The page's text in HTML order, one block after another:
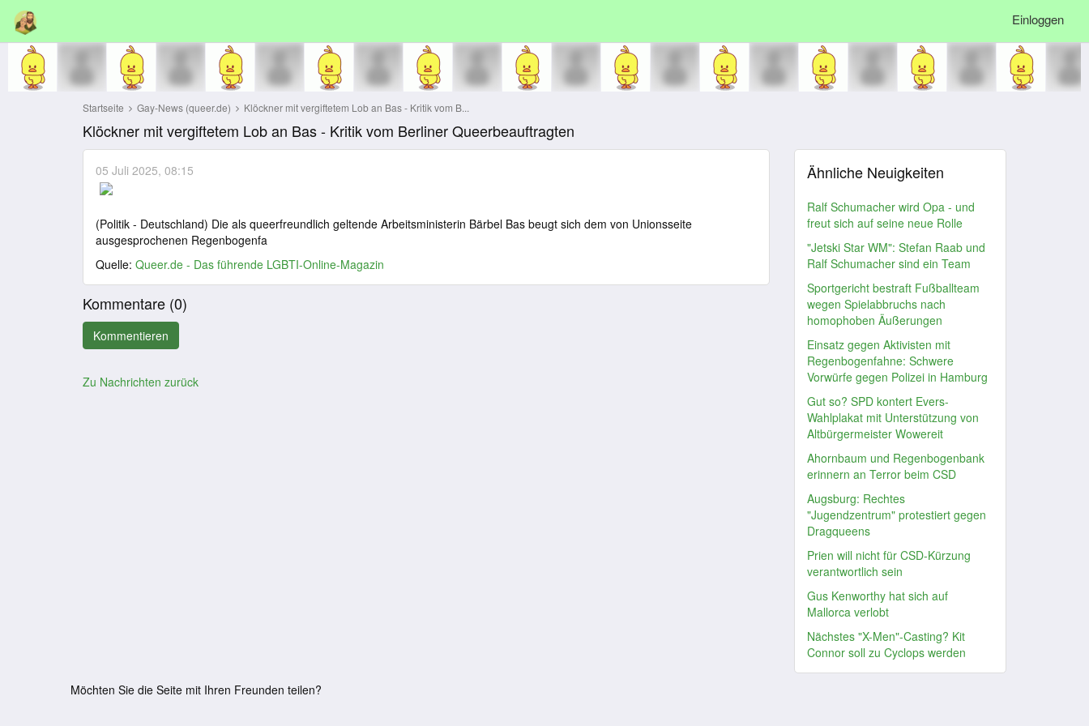
Einloggen
Startseite Gay-News (queer.de) Klöckner mit vergiftetem Lob an Bas - Kritik vom B...
Klöckner mit vergiftetem Lob an Bas - Kritik vom Berliner Queerbeauftragten
05 Juli 2025, 08:15
(Politik - Deutschland) Die als queerfreundlich geltende Arbeitsministerin Bärbel Bas beugt sich dem von Unionsseite
ausgesprochenen Regenbogenfa
Quelle: Queer.de - Das führende LGBTI-Online-Magazin
Kommentare (0)
Zu Nachrichten zurück
Ähnliche Neuigkeiten
Ralf Schumacher wird Opa - und
freut sich auf seine neue Rolle
"Jetski Star WM": Stefan Raab und
Ralf Schumacher sind ein Team
Sportgericht bestraft Fußballteam
wegen Spielabbruchs nach
homophoben Äußerungen
Einsatz gegen Aktivisten mit
Regenbogenfahne: Schwere
Vorwürfe gegen Polizei in Hamburg
Gut so? SPD kontert Evers-
Wahlplakat mit Unterstützung von
Altbürgermeister Wowereit
Ahornbaum und Regenbogenbank
erinnern an Terror beim CSD
Augsburg: Rechtes
"Jugendzentrum" protestiert gegen
Dragqueens
Prien will nicht für CSD-Kürzung
verantwortlich sein
Gus Kenworthy hat sich auf
Mallorca verlobt
Nächstes "X-Men"-Casting? Kit
Connor soll zu Cyclops werden
Möchten Sie die Seite mit Ihren Freunden teilen?